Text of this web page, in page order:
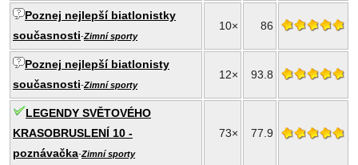
Poznej nejlepší biatlonistky
současnosti-Zimní sporty
10× 86
Poznej nejlepší biatlonisty
současnosti-Zimní sporty
12× 93.8
LEGENDY SVĚTOVÉHO
KRASOBRUSLENÍ 10 -
poznávačka-Zimní sporty
73× 77.9